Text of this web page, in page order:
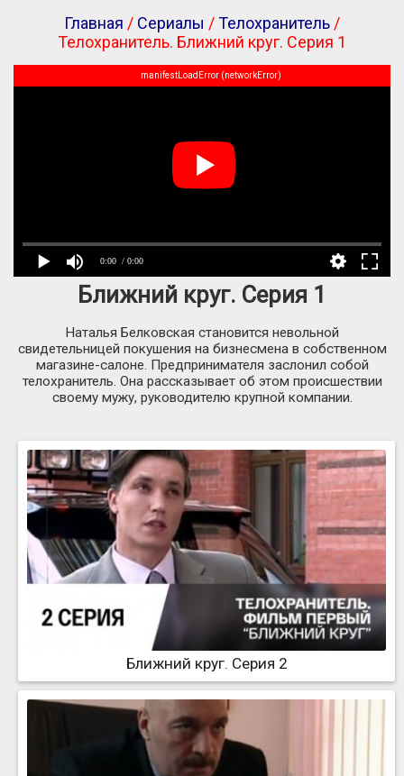
Главная / Сериалы /Телохранитель /
Телохранитель. Ближний круг. Серия 1
0:00 / 0:00
manifestLoadError (networkError)
Ближний круг. Серия 1
Наталья Белковская становится невольной
свидетельницей покушения на бизнесмена в собственном
магазине-салоне. Предпринимателя заслонил собой
телохранитель. Она рассказывает об этом происшествии
своему мужу, руководителю крупной компании.
Ближний круг. Серия 2